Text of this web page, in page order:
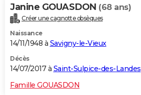
Janine GOUASDON (68 ans)
Créer une cagnotte obsèques
Naissance
14/11/1948 à Savigny-le-Vieux
Décès
14/07/2017 à Saint-Sulpice-des-Landes
Famille GOUASDON